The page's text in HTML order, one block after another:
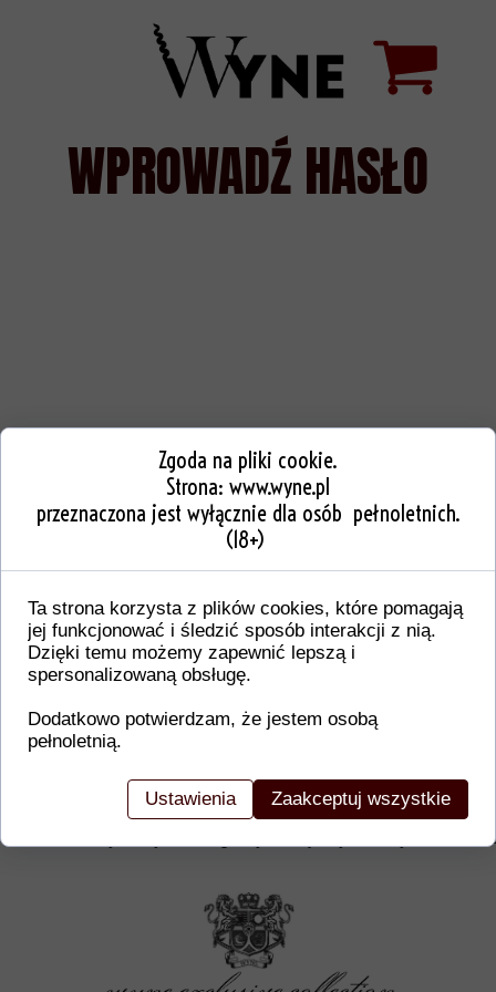
WPROWADŹ HASŁO
Dodatkowe informacje o produkcie
W tej sekcji warto umieścić istotne informacje,
gwarancji, zalecenia dotyczące montażu/
certyfikaty lub nagrody. Dzięki tym danym
Zgoda na pliki cookie.
Strona: www.wyne.pl
przeznaczona jest wyłącznie dla osób pełnoletnich.
(18+)
Ta strona korzysta z plików cookies, które pomagają
jej funkcjonować i śledzić sposób interakcji z nią.
Dzięki temu możemy zapewnić lepszą i
spersonalizowaną obsługę.
Dodatkowo potwierdzam, że jestem osobą
pełnoletnią.
Ustawienia Zaakceptuj wszystkie